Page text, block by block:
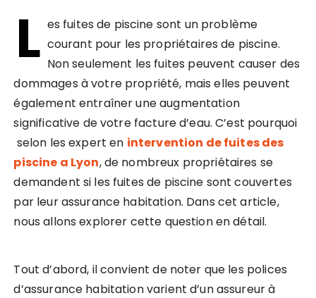
L es fuites de piscine sont un problème
courant pour les propriétaires de piscine.
Non seulement les fuites peuvent causer des
dommages à votre propriété, mais elles peuvent
également entraîner une augmentation
significative de votre facture d’eau. C’est pourquoi
selon les expert en intervention de fuites des
piscine a Lyon, de nombreux propriétaires se
demandent si les fuites de piscine sont couvertes
par leur assurance habitation. Dans cet article,
nous allons explorer cette question en détail.
Tout d’abord, il convient de noter que les polices
d’assurance habitation varient d’un assureur à